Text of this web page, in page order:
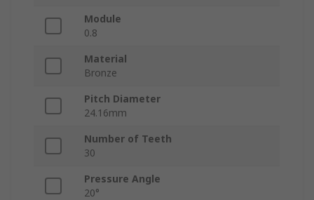
Module
0.8
Material
Bronze
Pitch Diameter
24.16mm
Number of Teeth
30
Pressure Angle
20°